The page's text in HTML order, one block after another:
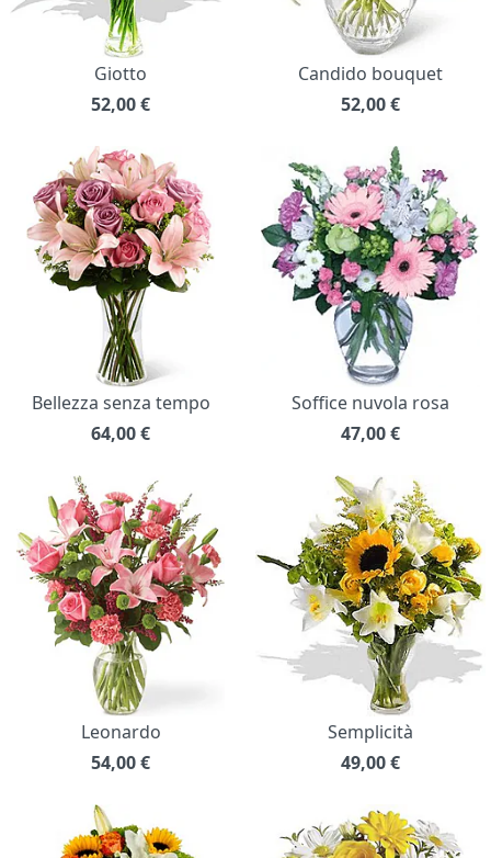
Giotto
52,00€
Candido bouquet
52,00€
Bellezza senza tempo
64,00€
Soffice nuvola rosa
47,00€
Leonardo
54,00€
Semplicità
49,00€